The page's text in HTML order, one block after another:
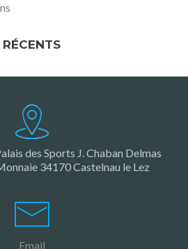
des Sports J. Chaban Delmas
34170 Castelnau le Lez
Email